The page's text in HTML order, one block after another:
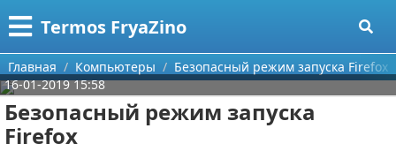
Termos FryaZino
Меню
Главная
Категории
Программирование
Поиск
Главная Компьютеры
Безопасный режим запуска Firefox
16-01-2019 15:58
Безопасный режим запуска
Firefox